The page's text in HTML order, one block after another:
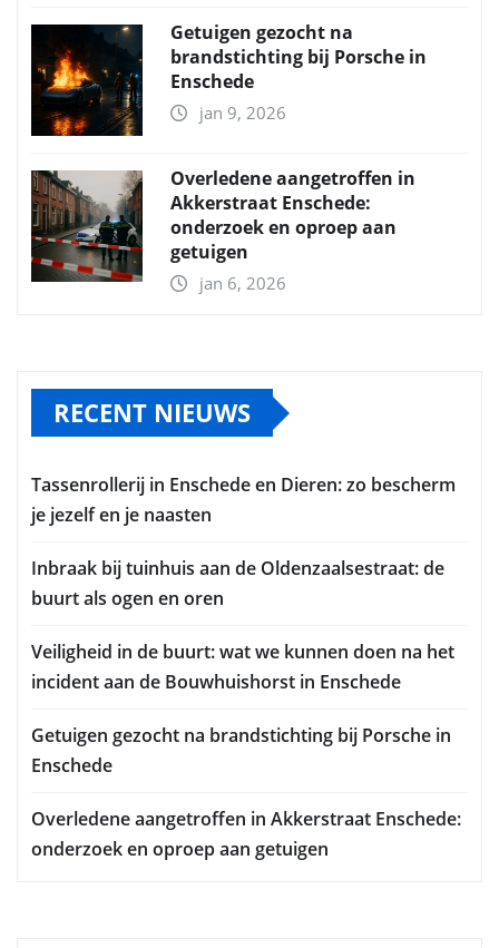
Getuigen gezocht na
brandstichting bij Porsche in
Enschede
jan 9, 2026
Overledene aangetroffen in
Akkerstraat Enschede:
onderzoek en oproep aan
getuigen
jan 6, 2026
RECENT NIEUWS
Tassenrollerij in Enschede en Dieren: zo bescherm
je jezelf en je naasten
Inbraak bij tuinhuis aan de Oldenzaalsestraat: de
buurt als ogen en oren
Veiligheid in de buurt: wat we kunnen doen na het
incident aan de Bouwhuishorst in Enschede
Getuigen gezocht na brandstichting bij Porsche in
Enschede
Overledene aangetroffen in Akkerstraat Enschede:
onderzoek en oproep aan getuigen